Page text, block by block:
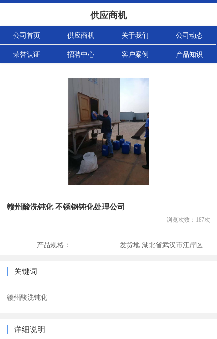
供应商机
公司首页 供应商机 关于我们 公司动态
荣誉认证 招聘中心 客户案例 产品知识
赣州酸洗钝化 不锈钢钝化处理公司
浏览次数： 187次
产品规格： 发货地:湖北省武汉市江岸区
关键词
赣州酸洗钝化
详细说明